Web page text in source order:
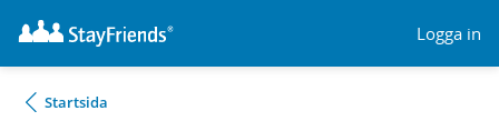
Logga in
Startsida